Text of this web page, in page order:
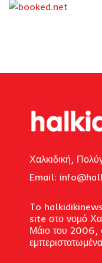
Χαλκιδική,
Email: i
To
site στο νομό
Μάιο του 2006,